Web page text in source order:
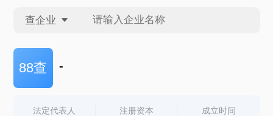
查企业
查企业
88查 -
法定代表人 注册资本 成立时间